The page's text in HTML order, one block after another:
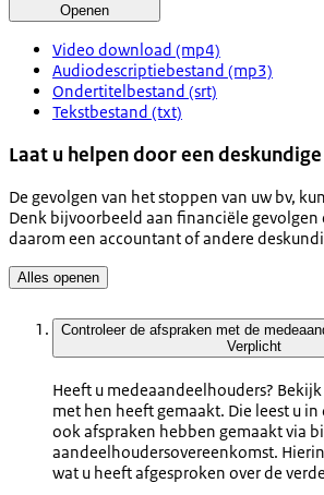
Openen
Video download (mp4)
Audiodescriptiebestand (mp3)
Ondertitelbestand (srt)
Tekstbestand (txt)
Laat u helpen door een deskundige
De gevolgen van het stoppen van uw bv,
Denk bijvoorbeeld aan financiële gevolgen
daarom een accountant of andere
Alles openen
Controleer de afspraken met de
Verplicht
Heeft u medeaandeelhouders?
met hen heeft gemaakt. Die leest u in
ook afspraken hebben gemaakt via
aandeelhoudersovereenkomst.
wat u heeft afgesproken over de